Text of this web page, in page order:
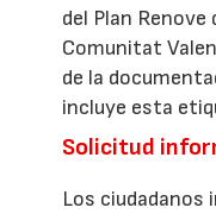
del Plan
Comunitat
de la
incluye esta
Solicitud
Los